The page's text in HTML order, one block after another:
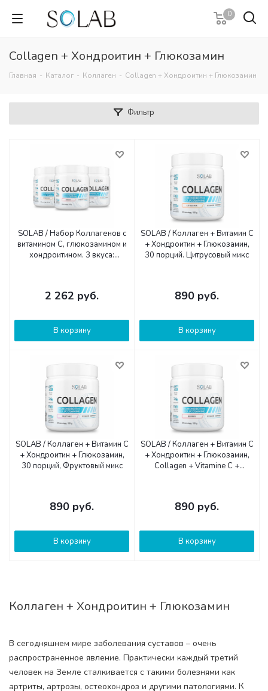
0
Collagen + Хондроитин + Глюкозамин
Главная - Каталог - Коллаген - Collagen + Хондроитин + Глюкозамин
Фильтр
SOLAB / Набор Коллагенов с
витамином С, глюкозамином и
хондроитином. 3 вкуса:
2 262 руб.
В корзину
SOLAB / Коллаген + Витамин С
+ Хондроитин + Глюкозамин,
30 порций. Цитрусовый микс
890 руб.
В корзину
SOLAB / Коллаген + Витамин С
+ Хондроитин + Глюкозамин,
30 порций, Фруктовый микс
890 руб.
В корзину
SOLAB / Коллаген + Витамин С
+ Хондроитин + Глюкозамин,
Collagen + Vitamine C +
890 руб.
В корзину
Коллаген + Хондроитин + Глюкозамин
В сегодняшнем мире заболевания суставов – очень
распространенное явление. Практически каждый третий
человек на Земле сталкивается с такими болезнями как
артриты, артрозы, остеохондроз и другими патологиями. К